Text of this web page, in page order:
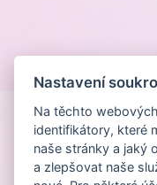
Nastavení
Na těchto
identifikátory, které
naše stránky a jaký
a zlepšovat naše